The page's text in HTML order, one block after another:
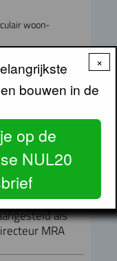
woon-
World Fashion
Laar per 1
als
MRA
×
bouwen in de
op de
NUL20